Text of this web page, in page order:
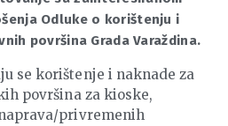
Odluke o korištenju i
površina Grada Varaždina.
se korištenje i naknade za
površina za kioske,
privremenih